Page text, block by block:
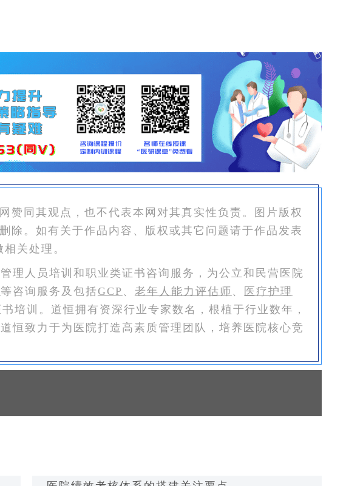
赞同其观点，也不代表本网对其真实性负责。图片版权
除。如有关于作品内容、版权或其它问题请于作品发表
关处理。
理人员培训和职业类证书咨询服务，为公立和民营医院
等咨询服务及包括GCP 、 老年人能力评估师 、
医疗护理
培训。道恒拥有资深行业专家数名，根植于行业数年，
恒致力于为医院打造高素质管理团队，培养医院核心竞